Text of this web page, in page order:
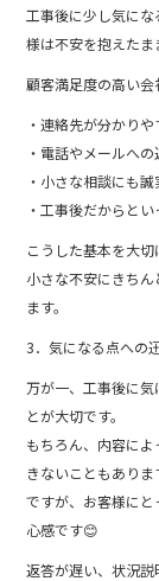
工事後に少し気に
様は不安を抱えたま
顧客満足度の高い会
・連絡先が分かりや
・電話やメールへ
・小さな相談にも
・工事後だからと
こうした基本を大
小さな不安にきち
ます。
3．気になる点への
万が一、工事後に
とが大切です。
もちろん、内容に
きないこともありま
ですが、お客様に
心感です😊
返答が遅い、状況説